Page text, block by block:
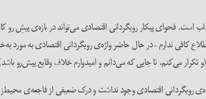
است. فحوای پیکار رویگردانی اقتصادی می‌تواند در بازه‌ی پیش‌ِ
کافی ندارم – در حال حاضر واژه‌ی رویگردانی اقتصادی به
تکرار می‌کنم، تا جایی که می‌دانم و امیدوارم خلاف وقایع پیش‌رو
۱۹۶۸، ایده‌ی رویگردانی اقتصادی وجود نداشت و درک ضعیفی از